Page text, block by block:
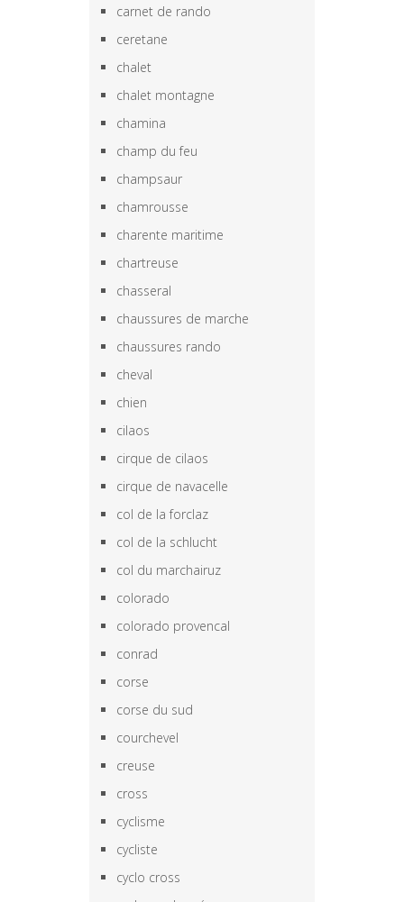
carnet de rando
ceretane
chalet
chalet montagne
chamina
champ du feu
champsaur
chamrousse
charente maritime
chartreuse
chasseral
chaussures de marche
chaussures rando
cheval
chien
cilaos
cirque de cilaos
cirque de navacelle
col de la forclaz
col de la schlucht
col du marchairuz
colorado
colorado provencal
conrad
corse
corse du sud
courchevel
creuse
cross
cyclisme
cycliste
cyclo cross